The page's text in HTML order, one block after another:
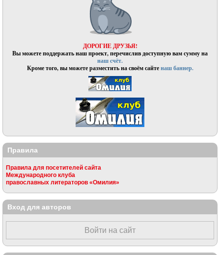
ДОРОГИЕ ДРУЗЬЯ!
Вы можете поддержать наш проект, перечислив доступную вам сумму на
наш счёт.
Кроме того, вы можете разместить на своём сайтенаш баннер.
Правила
Правила для посетителей сайта
Международного клуба
православных литераторов «Омилия»
Вход для авторов
Войти на сайт